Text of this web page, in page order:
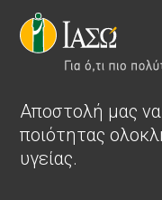
Αποστολή μας
ποιότητας
υγείας.